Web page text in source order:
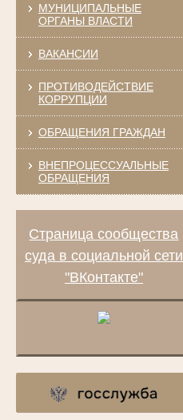
МУНИЦИПАЛЬНЫЕ
ОРГАНЫ ВЛАСТИ
ВАКАНСИИ
ПРОТИВОДЕЙСТВИЕ
КОРРУПЦИИ
ОБРАЩЕНИЯ ГРАЖДАН
ВНЕПРОЦЕССУАЛЬНЫЕ
ОБРАЩЕНИЯ
Страница сообщества
суда в социальной сети
"ВКонтакте"